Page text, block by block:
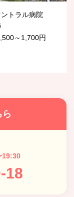
トラル病院
～1,700円
19:30
18